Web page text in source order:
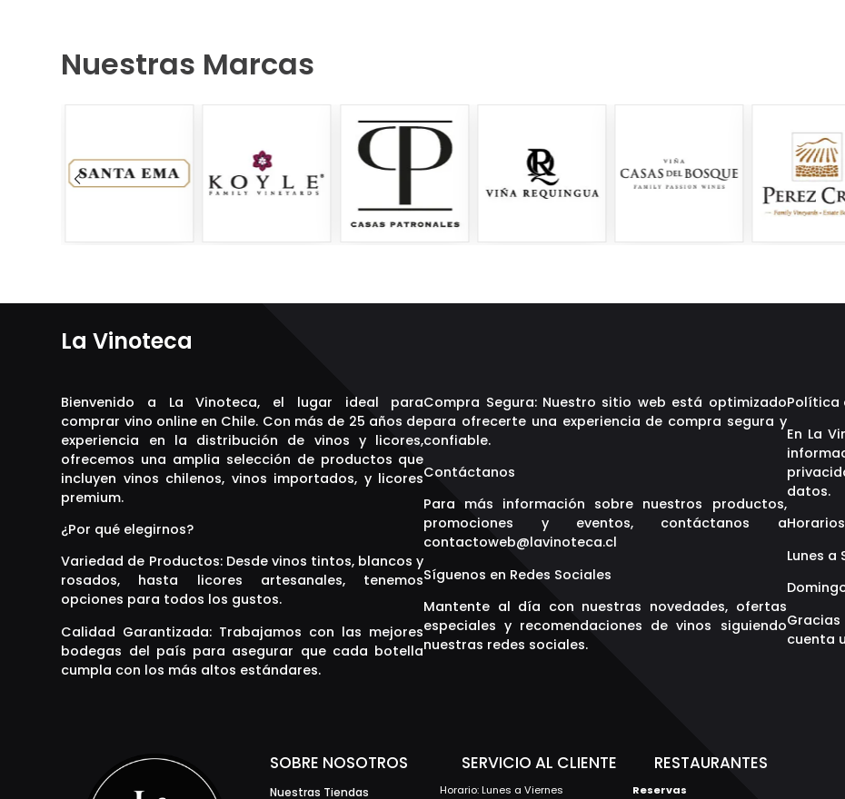
Nuestras Marcas
La Vinoteca
Bienvenido a La Vinoteca, el lugar ideal para
comprar vino online en Chile. Con más de 25 años de
experiencia en la distribución de vinos y licores,
ofrecemos una amplia selección de productos que
incluyen vinos chilenos, vinos importados, y licores
premium.
¿Por qué elegirnos?
Variedad de Productos: Desde vinos tintos, blancos y
rosados, hasta licores artesanales, tenemos
opciones para todos los gustos.
Calidad Garantizada: Trabajamos con las mejores
bodegas del país para asegurar que cada botella
cumpla con los más altos estándares.
Compra Segura: Nuestro sitio web está optimizado
para ofrecerte una experiencia de compra segura y
confiable.
Contáctanos
Para más información sobre nuestros productos,
promociones y eventos, contáctanos a
contactoweb@lavinoteca.cl
Síguenos en Redes Sociales
Mantente al día con nuestras novedades, ofertas
especiales y recomendaciones de vinos siguiendo
nuestras redes sociales.
Política
En La
datos.
Lunes a
cuenta
SOBRE NOSOTROS
Nuestras Tiendas
SERVICIO AL CLIENTE
Horario: Lunes a Viernes
RESTAURANTES
Reservas